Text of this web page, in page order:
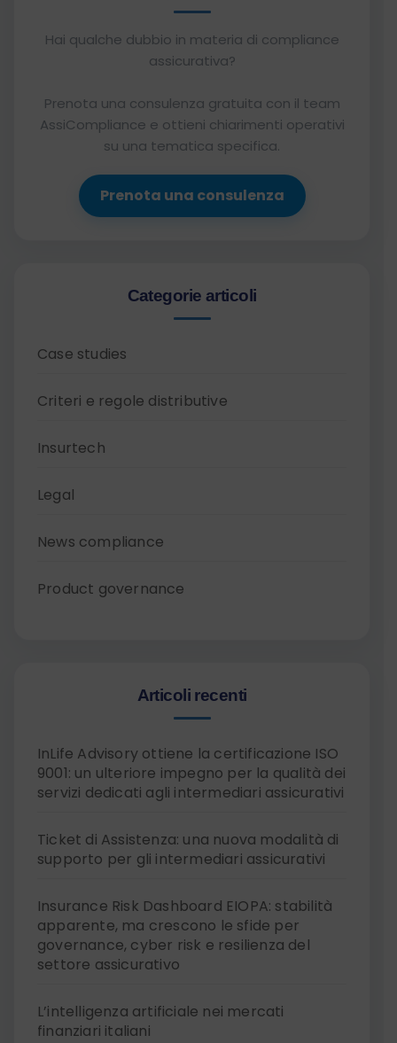
Hai qualche dubbio in materia di compliance
assicurativa?
Prenota una consulenza gratuita con il team
AssiCompliance e ottieni chiarimenti operativi
su una tematica specifica.
Prenota una consulenza
Categorie articoli
Case studies
Criteri e regole distributive
Insurtech
Legal
News compliance
Product governance
Articoli recenti
InLife Advisory ottiene la certificazione ISO
9001: un ulteriore impegno per la qualità dei
servizi dedicati agli intermediari assicurativi
Ticket di Assistenza: una nuova modalità di
supporto per gli intermediari assicurativi
Insurance Risk Dashboard EIOPA: stabilità
apparente, ma crescono le sfide per
governance, cyber risk e resilienza del
settore assicurativo
L’intelligenza artificiale nei mercati
finanziari italiani